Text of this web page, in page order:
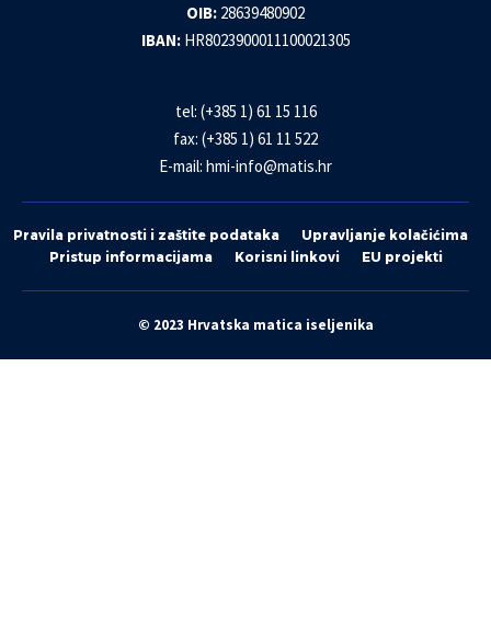
OIB: 28639480902
IBAN: HR8023900011100021305
tel: (+385 1) 61 15 116
fax: (+385 1) 61 11 522
E-mail: hmi-info@matis.hr
Pravila privatnosti i zaštite podataka
Upravljanje kolačićima
Pristup informacijama
Korisni linkovi EU projekti
© 2023 Hrvatska matica iseljenika